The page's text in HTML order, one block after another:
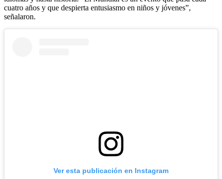
cuatro años y que despierta entusiasmo en niños y jóvenes”,
señalaron.
Ver esta publicación en Instagram